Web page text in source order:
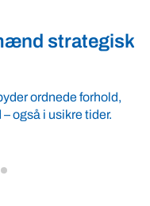
strategisk
ordnede forhold,
også i usikre tider.